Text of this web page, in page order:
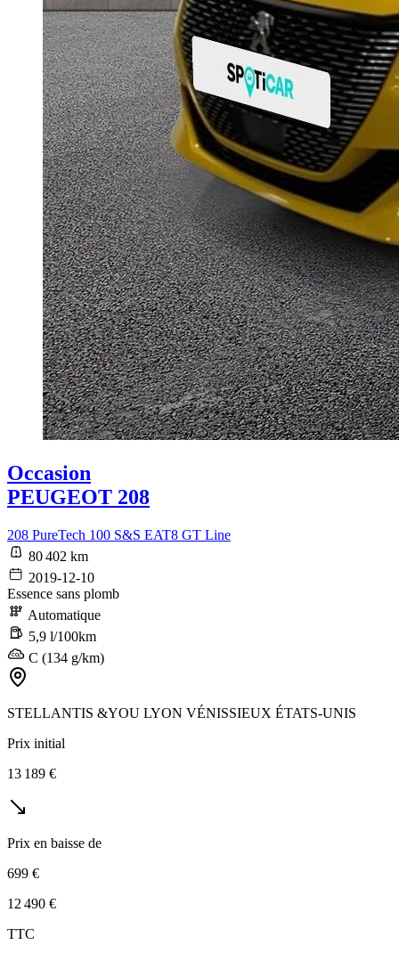
Occasion
PEUGEOT 208
208 PureTech 100 S&S EAT8 GT Line
80 402 km
2019-12-10
Essence sans plomb
Automatique
5,9 l/100km
C (134 g/km)
STELLANTIS &YOU LYON VÉNISSIEUX ÉTATS-UNIS
Prix initial
13 189 €
Prix en baisse de
699 €
12 490 €
TTC